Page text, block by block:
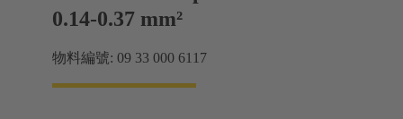
0.14-0.37 mm²
物料編號: 09 33 000 6117